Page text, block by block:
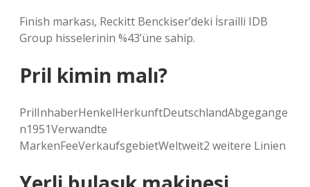
Finish markası, Reckitt Benckiser’deki İsrailli IDB
Group hisselerinin %43’üne sahip.
Pril kimin malı?
PrilInhaberHenkelHerkunftDeutschlandAbgegange
n1951Verwandte
MarkenFeeVerkaufsgebietWeltweit2 weitere Linien